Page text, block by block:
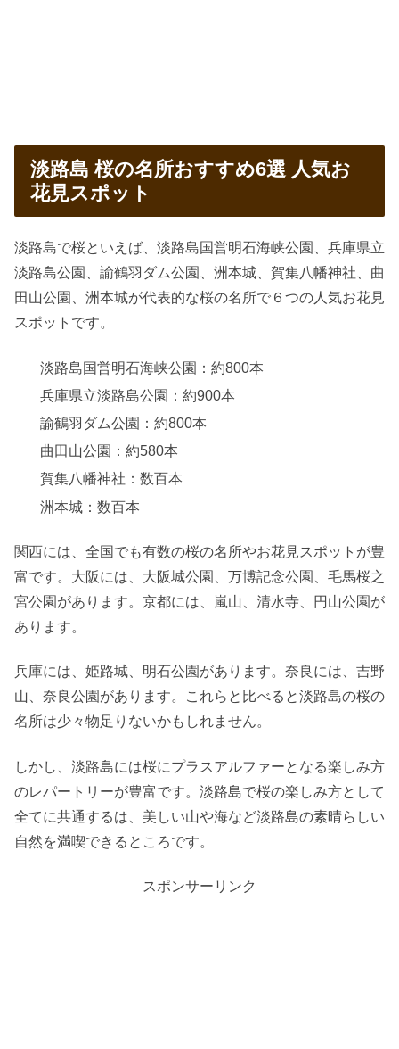
淡路島 桜の名所おすすめ6選 人気お
花見スポット
淡路島で桜といえば、淡路島国営明石海峡公園、兵庫県立
淡路島公園、諭鶴羽ダム公園、洲本城、賀集八幡神社、曲
田山公園、洲本城が代表的な桜の名所で６つの人気お花見
スポットです。
淡路島国営明石海峡公園：約800本
兵庫県立淡路島公園：約900本
諭鶴羽ダム公園：約800本
曲田山公園：約580本
賀集八幡神社：数百本
洲本城：数百本
関西には、全国でも有数の桜の名所やお花見スポットが豊
富です。大阪には、大阪城公園、万博記念公園、毛馬桜之
宮公園があります。京都には、嵐山、清水寺、円山公園が
あります。
兵庫には、姫路城、明石公園があります。奈良には、吉野
山、奈良公園があります。これらと比べると淡路島の桜の
名所は少々物足りないかもしれません。
しかし、淡路島には桜にプラスアルファーとなる楽しみ方
のレパートリーが豊富です。淡路島で桜の楽しみ方として
全てに共通するは、美しい山や海など淡路島の素晴らしい
自然を満喫できるところです。
スポンサーリンク